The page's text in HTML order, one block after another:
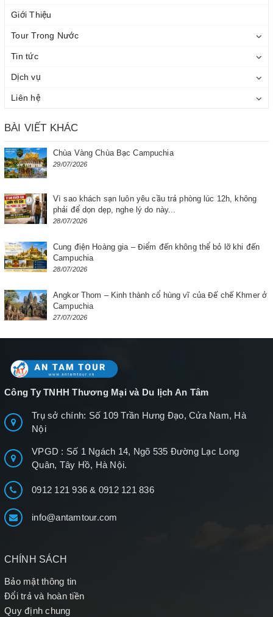
Giới Thiệu
Tour Trong Nước
Tin tức
Dịch vụ
Liên hệ
BÀI VIẾT KHÁC
Chùa Vàng Chùa Bạc Campuchia
29/07/2026
Vì sao khách sạn luôn yêu cầu trả phòng lúc 12h, không
phải để dọn dẹp, nghe lý do này...
28/07/2026
Cung điện Hoàng gia – Điểm đến không thể bỏ lỡ khi đến
Campuchia
28/07/2026
Angkor Thom – Kinh thành cổ hùng vĩ của Đế chế Khmer ở
Campuchia
27/07/2026
Công Ty TNHH Thương Mại và Du lịch An Tâm
Trụ sở chính: Số 109 Trần Hưng Đạo, Cửa Nam, Hà
Nội
VPGD : Số 1 Ngách 14, Ngõ 535 Đường Lạc Long
Quân, Tây Hồ, Hà Nội.
0912 121 936& 0912 121 836
info@antamtour.com
CHÍNH SÁCH
Bảo mật thông tin
Đổi trả và hoàn tiền
Quy định chung